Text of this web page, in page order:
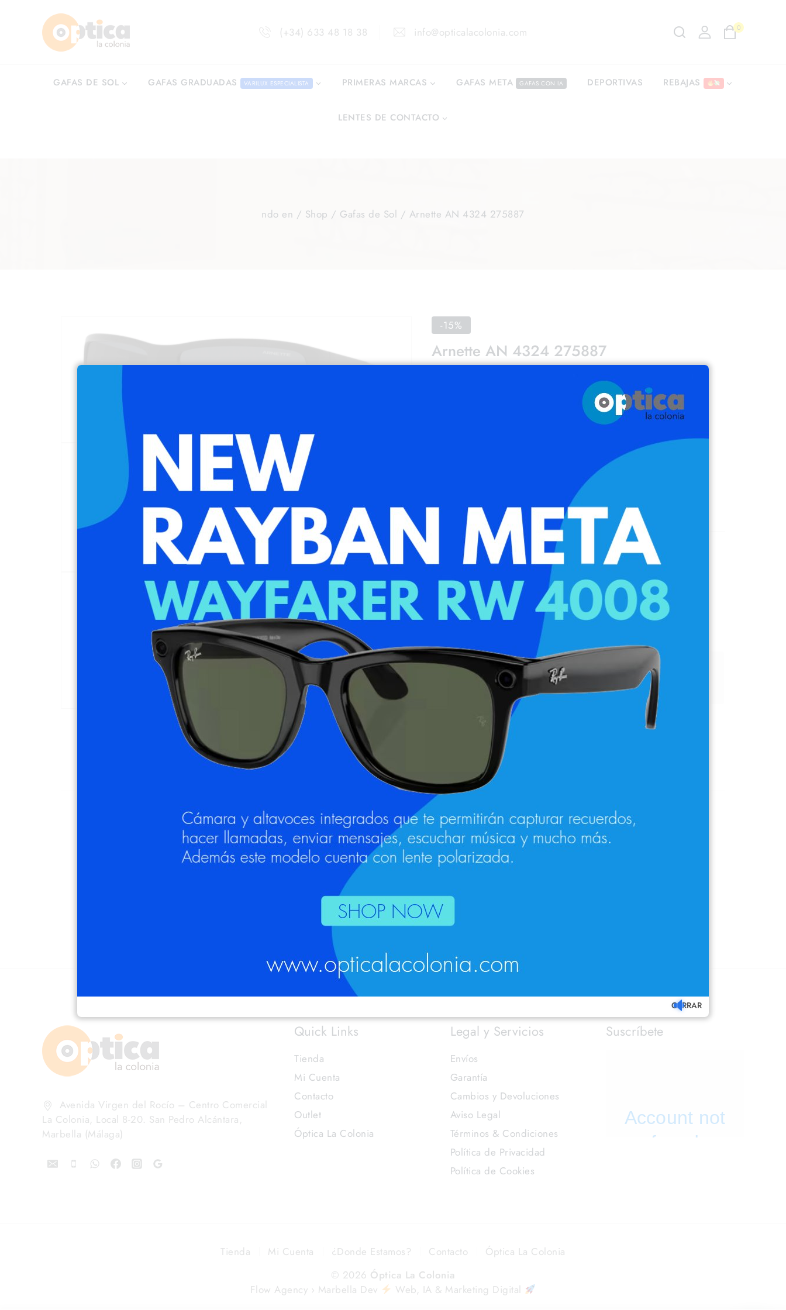
(+34) 633 48 18 38 info@opticalacolonia.com 0
GAFAS DE SOL GAFAS GRADUADAS VARILUX ESPECIALISTA PRIMERAS MARCAS GAFAS META GAFAS CON IA DEPORTIVAS REBAJAS
LENTES DE CONTACTO
ndo en / Shop / Gafas de Sol / Arnette AN 4324 275887
-15%
Arnette AN 4324 275887
Montura: Negra – Lente: Gris
Medidas: Lente:61mm – Puente: 17mm – Varilla: 125mm
Añadir a la lista de deseos
personas están viendo este producto ahora mismo
omentario
Entrega Estimada:
24-48h Península
Envío Gratuito:
En todos los pedidos +99€
Pago Seguro Garantizado
Descripción Información adicional Valoraciones (0)
Las gafas Arnette AN 4324 275887 de sol de hombre son un modelo de sol de hombre rectangular curvado negro y con las varillas
anchas. Cuenta con un calibre de 61 mm, un tamaño de varillas de 125 mm y un tamaño de puente de 17 mm.
*Puedes graduar tus gafas de sol con lentes monofocales y progresivas Varilux, Hoya, Zeiss, Prats en
Avenida Virgen del Rocío – Centro Comercial
La Colonia, Local 8-20. San Pedro Alcántara,
Marbella (Málaga)
Quick Links
Tienda
Mi Cuenta
Contacto
Outlet
Óptica La Colonia
Legal y Servicios
Envíos
Garantía
Cambios y Devoluciones
Aviso Legal
Términos & Condiciones
Política de Privacidad
Política de Cookies
Suscríbete
Tienda Mi Cuenta ¿Donde Estamos? Contacto
Óptica La Colonia
© 2026 Óptica La Colonia
Flow Agency › Marbella Dev
Web, IA & Marketing Digital
CERRAR